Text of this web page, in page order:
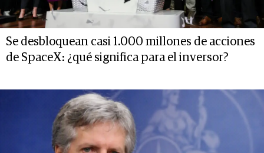
Se desbloquean casi 1.000 millones de acciones
de SpaceX: ¿qué significa para el inversor?